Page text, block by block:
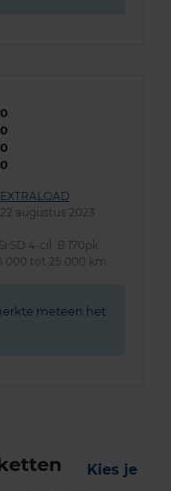
22 augustus 2023
SD 4-cil. B 170pk
tot 25.000 km
meteen het
Kies je